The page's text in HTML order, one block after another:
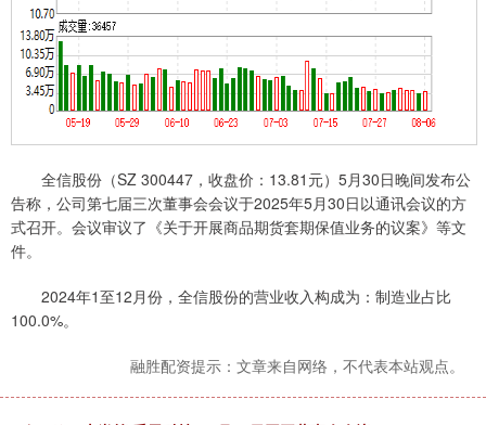
全信股份（SZ 300447，收盘价：13.81元）5月30日晚间发布公
告称，公司第七届三次董事会会议于2025年5月30日以通讯会议的方
式召开。会议审议了《关于开展商品期货套期保值业务的议案》等文
件。
2024年1至12月份，全信股份的营业收入构成为：制造业占比
100.0%。
融胜配资提示：文章来自网络，不代表本站观点。